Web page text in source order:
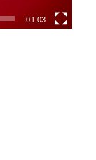
01:03